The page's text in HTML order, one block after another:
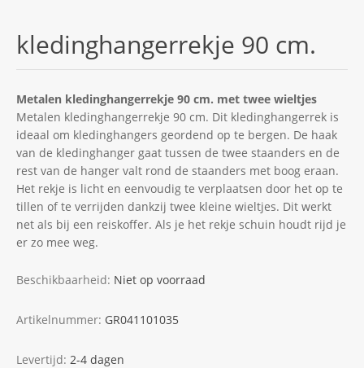
kledinghangerrekje 90 cm.
Metalen kledinghangerrekje 90 cm. met twee wieltjes
Metalen kledinghangerrekje 90 cm. Dit kledinghangerrek is
ideaal om kledinghangers geordend op te bergen. De haak
van de kledinghanger gaat tussen de twee staanders en de
rest van de hanger valt rond de staanders met boog eraan.
Het rekje is licht en eenvoudig te verplaatsen door het op te
tillen of te verrijden dankzij twee kleine wieltjes. Dit werkt
net als bij een reiskoffer. Als je het rekje schuin houdt rijd je
er zo mee weg.
Beschikbaarheid: Niet op voorraad
Artikelnummer: GR041101035
Levertijd: 2-4 dagen